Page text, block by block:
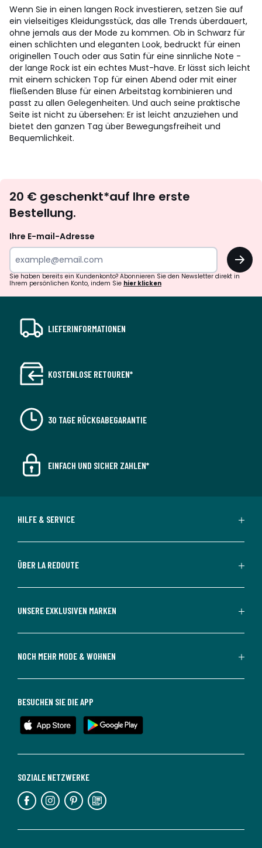
Wenn Sie in einen langen Rock investieren, setzen Sie auf
ein vielseitiges Kleidungsstück, das alle Trends überdauert,
ohne jemals aus der Mode zu kommen. Ob in Schwarz für
einen schlichten und eleganten Look, bedruckt für einen
originellen Touch oder aus Satin für eine sinnliche Note -
der lange Rock ist ein echtes Must-have. Er lässt sich leicht
mit einem schicken Top für einen Abend oder mit einer
fließenden Bluse für einen Arbeitstag kombinieren und
passt zu allen Gelegenheiten. Und auch seine praktische
Seite ist nicht zu übersehen: Er ist leicht anzuziehen und
bietet den ganzen Tag über Bewegungsfreiheit und
Bequemlichkeit.
abonnieren
20 € geschenkt*auf Ihre erste
Bestellung.
Ihre E-mail-Adresse
OK
Sie haben bereits ein Kundenkonto? Abonnieren Sie den Newsletter direkt in
Ihrem persönlichen Konto, indem Sie hier klicken
LIEFERINFORMATIONEN
KOSTENLOSE RETOUREN*
30 TAGE RÜCKGABEGARANTIE
EINFACH UND SICHER ZAHLEN*
HILFE & SERVICE
ÜBER LA REDOUTE
UNSERE EXKLUSIVEN MARKEN
NOCH MEHR MODE & WOHNEN
SOZIALE NETZWERKE
BESUCHEN SIE DIE APP